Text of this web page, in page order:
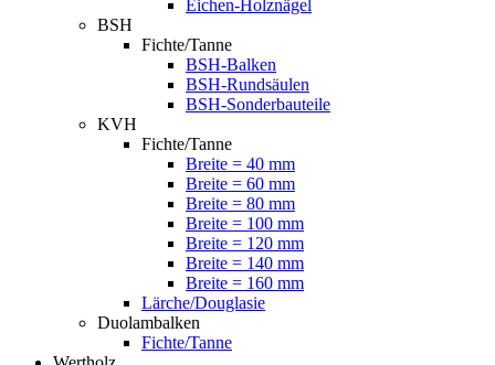
Eichen-Holznägel
BSH
Fichte/Tanne
BSH-Balken
BSH-Rundsäulen
BSH-Sonderbauteile
KVH
Fichte/Tanne
Breite = 40 mm
Breite = 60 mm
Breite = 80 mm
Breite = 100 mm
Breite = 120 mm
Breite = 140 mm
Breite = 160 mm
Lärche/Douglasie
Duolambalken
Fichte/Tanne